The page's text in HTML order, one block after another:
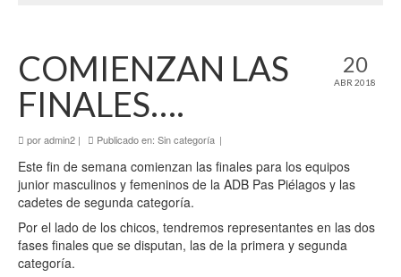
20
ABR 2018
COMIENZAN LAS
FINALES….
poradmin2 | Publicado en: Sin categoría |
Este fin de semana comienzan las finales para los equipos
junior masculinos y femeninos de la ADB Pas Piélagos y las
cadetes de segunda categoría.
Por el lado de los chicos, tendremos representantes en las dos
fases finales que se disputan, las de la primera y segunda
categoría.